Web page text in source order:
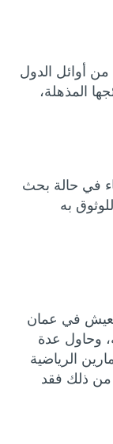
أوائل الدول
المذهلة،
في حالة بحث
للوثوق به
في عمان
وحاول عدة
الرياضية
ذلك فقد